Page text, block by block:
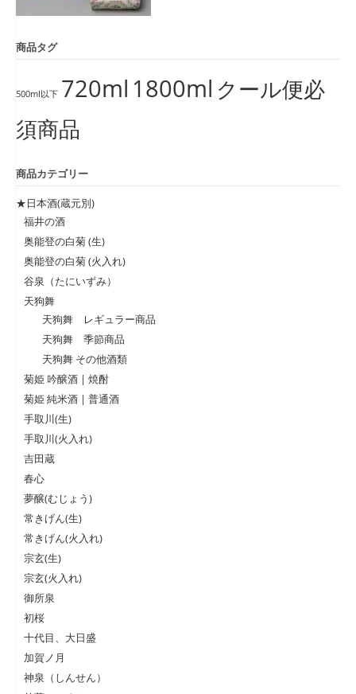
商品タグ
500ml以下 720ml 1800ml クール便必
須商品
商品カテゴリー
★日本酒(蔵元別)
福井の酒
奥能登の白菊 (生)
奥能登の白菊 (火入れ)
谷泉（たにいずみ）
天狗舞
天狗舞 レギュラー商品
天狗舞 季節商品
天狗舞 その他酒類
菊姫 吟醸酒 | 焼酎
菊姫 純米酒 | 普通酒
手取川(生)
手取川(火入れ)
吉田蔵
春心
夢醸(むじょう)
常きげん(生)
常きげん(火入れ)
宗玄(生)
宗玄(火入れ)
御所泉
初桜
十代目、大日盛
加賀ノ月
神泉（しんせん）